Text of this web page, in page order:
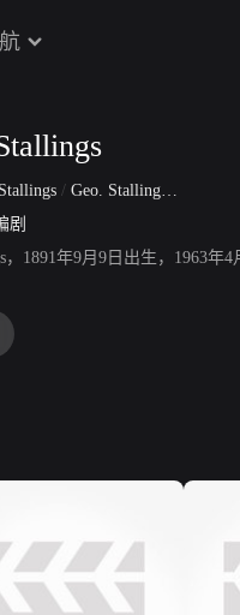
/ Geo. Stallings /
剧
，1891年9月9日出生，1963